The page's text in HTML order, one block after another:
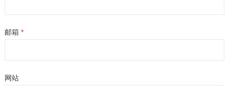
邮箱 *
网站